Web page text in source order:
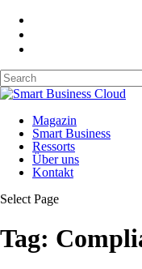
Magazin
Smart Business
Ressorts
Über uns
Kontakt
Select Page
Tag: